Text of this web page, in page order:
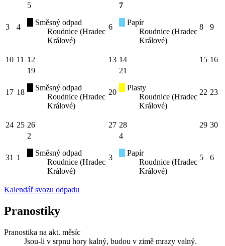
3 4
5
Směsný odpad
Roudnice (Hradec
Králové)
6
7
Papír
Roudnice (Hradec
Králové)
8 9
10 11 12 13 14 15 16
17 18
19
Směsný odpad
Roudnice (Hradec
Králové)
20
21
Plasty
Roudnice (Hradec
Králové)
22 23
24 25 26 27 28 29 30
31 1
2
Směsný odpad
Roudnice (Hradec
Králové)
3
4
Papír
Roudnice (Hradec
Králové)
5 6
Kalendář svozu odpadu
Pranostiky
Pranostika na akt. měsíc
Jsou-li v srpnu hory kalný, budou v zimě mrazy valný.